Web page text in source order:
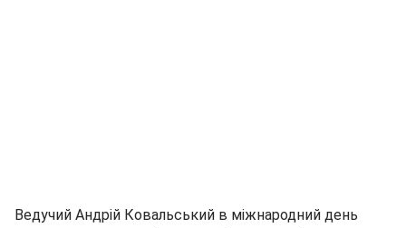
Ведучий Андрій Ковальський в міжнародний день